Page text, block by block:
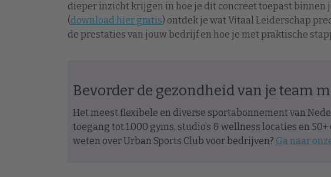
dieper inzicht krijgen in hoe je dit concreet toepast binnen
(download hier gratis) ontdek je wat Vitaal Leiderschap
de prestaties van jouw bedrijf en hoe je met praktische
Bevorder de gezondheid van je team
Het meest flexibele en diverse sportabonnement van
toegang tot 1.000 gyms, studio’s & wellness locaties en
weten over Urban Sports Club voor bedrijven? Ga naar